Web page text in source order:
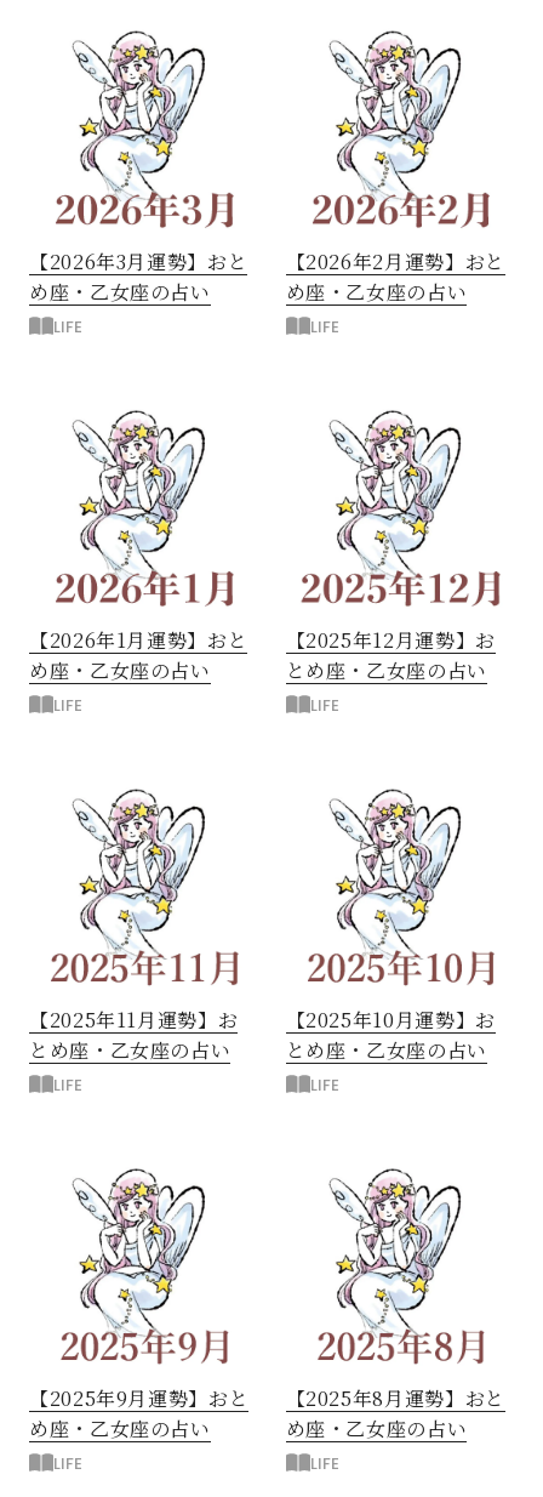
【2026年3月運勢】おと
め座・乙女座の占い
LIFE
【2026年2月運勢】おと
め座・乙女座の占い
LIFE
【2026年1月運勢】おと
め座・乙女座の占い
LIFE
【2025年12月運勢】お
とめ座・乙女座の占い
LIFE
【2025年11月運勢】お
とめ座・乙女座の占い
LIFE
【2025年10月運勢】お
とめ座・乙女座の占い
LIFE
【2025年9月運勢】おと
め座・乙女座の占い
LIFE
【2025年8月運勢】おと
め座・乙女座の占い
LIFE